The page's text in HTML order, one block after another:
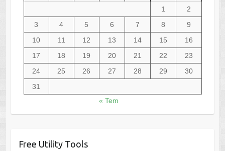
1
2
3
4 5 6 7 8
9
10
11 12 13 14 15
16
17
18 19 20 21 22
23
24
25 26 27 28 29
30
31
« Tem
Free Utility Tools